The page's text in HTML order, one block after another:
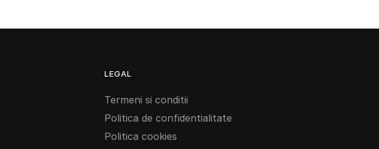
LEGAL
Termeni si conditii
Politica de confidentialitate
Politica cookies